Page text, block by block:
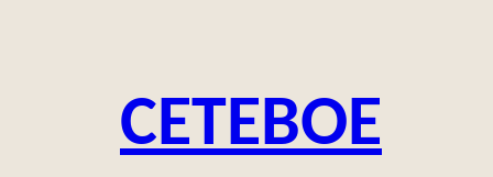
содержимомуСЕТЕВОЕ